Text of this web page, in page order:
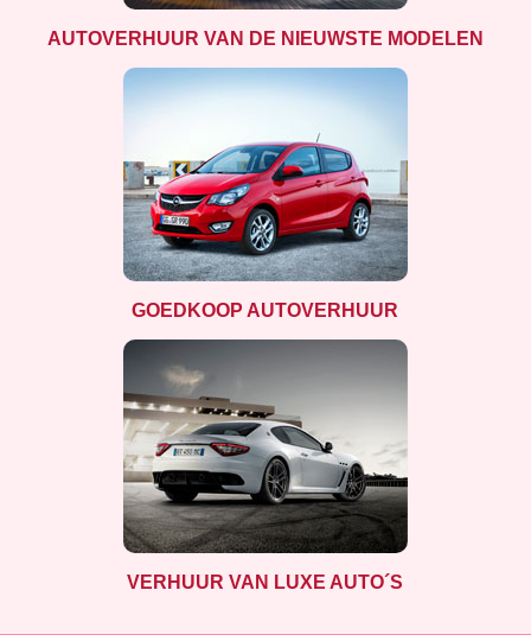
AUTOVERHUUR VAN DE NIEUWSTE MODELEN
GOEDKOOP AUTOVERHUUR
VERHUUR VAN LUXE AUTO´S